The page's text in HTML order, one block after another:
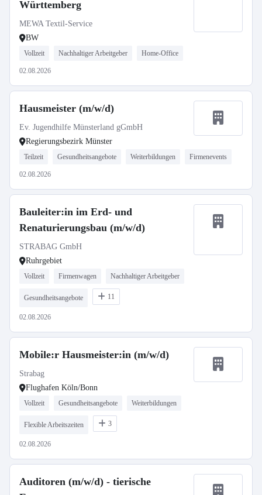
Württemberg
MEWA Textil-Service
BW
Vollzeit Nachhaltiger Arbeitgeber Home-Office
02.08.2026
Hausmeister (m/w/d)
Ev. Jugendhilfe Münsterland gGmbH
Regierungsbezirk Münster
Teilzeit Gesundheitsangebote Weiterbildungen Firmenevents
02.08.2026
Bauleiter:in im Erd- und
Renaturierungsbau (m/w/d)
STRABAG GmbH
Ruhrgebiet
Vollzeit Firmenwagen Nachhaltiger Arbeitgeber
Gesundheitsangebote 11
02.08.2026
Mobile:r Hausmeister:in (m/w/d)
Strabag
Flughafen Köln/Bonn
Vollzeit Gesundheitsangebote Weiterbildungen
Flexible Arbeitszeiten 3
02.08.2026
Auditoren (m/w/d) - tierische